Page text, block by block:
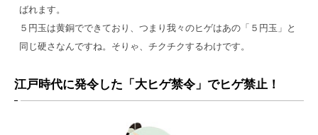
ばれます。
５円玉は黄銅でできており、つまり我々のヒゲはあの「５円玉」と
同じ硬さなんですね。そりゃ、チクチクするわけです。
江戸時代に発令した「大ヒゲ禁令」でヒゲ禁止！